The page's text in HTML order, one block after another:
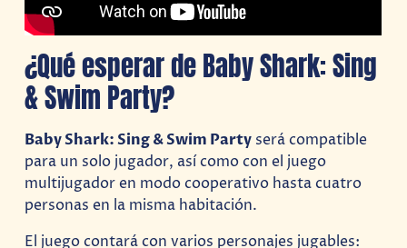
¿Qué esperar de Baby Shark: Sing
& Swim Party?
Baby Shark: Sing & Swim Party será compatible
para un solo jugador, así como con el juego
multijugador en modo cooperativo hasta cuatro
personas en la misma habitación.
El juego contará con varios personajes jugables: